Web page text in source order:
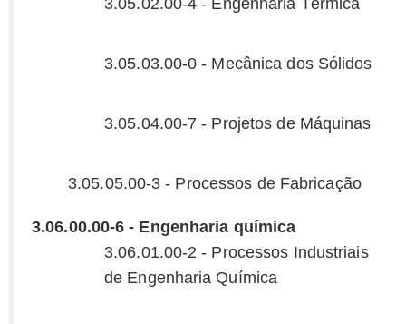
3.05.02.00-4 - Engenharia Térmica
3.05.03.00-0 - Mecânica dos Sólidos
3.05.04.00-7 - Projetos de Máquinas
3.05.05.00-3 - Processos de Fabricação
3.06.00.00-6 - Engenharia química
3.06.01.00-2 - Processos Industriais
de Engenharia Química